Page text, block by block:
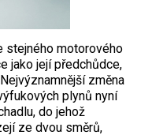
stejného motorového
jako její předchůdce,
změna
plynů nyní
do jehož
ze dvou směrů,